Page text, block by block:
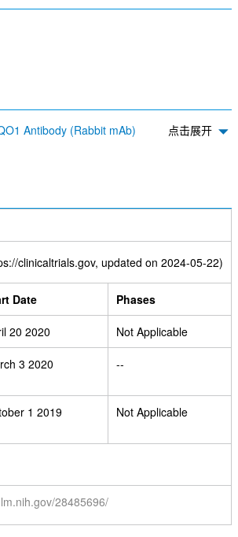
Antibody (Rabbit mAb) 点击展开
clinicaltrials.gov, updated on 2024-05-22)
Date Phases
20 2020 Not Applicable
3 2020 --
1 2019 Not Applicable
28485696/